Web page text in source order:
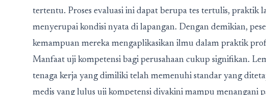
tertentu. Proses evaluasi ini dapat berupa tes tertulis, praktik
menyerupai kondisi nyata di lapangan. Dengan demikian,
kemampuan mereka mengaplikasikan ilmu dalam praktik
Manfaat uji kompetensi bagi perusahaan cukup signifikan.
tenaga kerja yang dimiliki telah memenuhi standar yang
medis yang lulus uji kompetensi diyakini mampu menangani